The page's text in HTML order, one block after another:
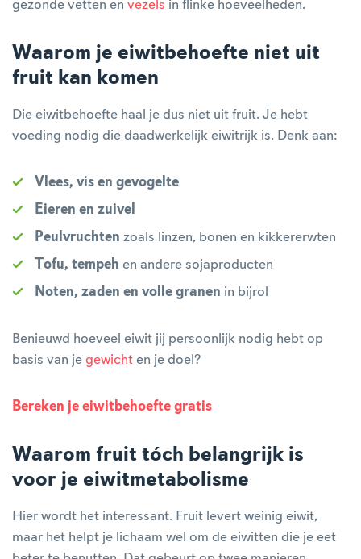
gezonde vetten en vezels in flinke hoeveelheden.
Waarom je eiwitbehoefte niet uit
fruit kan komen
Die eiwitbehoefte haal je dus niet uit fruit. Je hebt
voeding nodig die daadwerkelijk eiwitrijk is. Denk aan:
Vlees, vis en gevogelte
Eieren en zuivel
Peulvruchten zoals linzen, bonen en kikkererwten
Tofu, tempeh en andere sojaproducten
Noten, zaden en volle granen in bijrol
Benieuwd hoeveel eiwit jij persoonlijk nodig hebt op
basis van je gewicht en je doel?
Bereken je eiwitbehoefte gratis
Waarom fruit tóch belangrijk is
voor je eiwitmetabolisme
Hier wordt het interessant. Fruit levert weinig eiwit,
maar het helpt je lichaam wel om de eiwitten die je eet